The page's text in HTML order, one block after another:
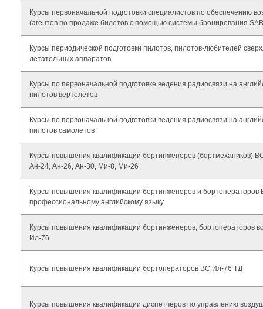
Курсы первоначальной подготовки специалистов по обеспечению
(агентов по продаже билетов с помощью системы бронирования
Курсы периодической подготовки пилотов, пилотов-любителей
летательных аппаратов
Курсы по первоначальной подготовке ведения радиосвязи на
пилотов вертолетов
Курсы по первоначальной подготовки ведения радиосвязи на
пилотов самолетов
Курсы повышения квалификации бортинженеров (бортмехаников)
Ан-24, Ан-26, Ан-30, Ми-8, Ми-26
Курсы повышения квалификации бортинженеров и бортоператоров
профессиональному английскому языку
Курсы повышения квалификации бортинженеров, бортоператоров
Ил-76
Курсы повышения квалификации бортоператоров ВС Ил-76 ТД
Курсы повышения квалификации диспетчеров по управлению